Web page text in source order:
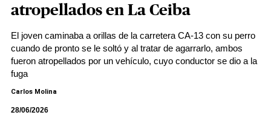
atropellados en La Ceiba
El joven caminaba a orillas de la carretera CA-13 con su perro
cuando de pronto se le soltó y al tratar de agarrarlo, ambos
fueron atropellados por un vehículo, cuyo conductor se dio a la
fuga
Carlos Molina
28/06/2026